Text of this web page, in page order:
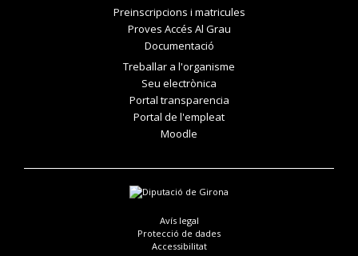
Preinscripcions i matricules
Proves Accés Al Grau
Documentació
Treballar a l'organisme
Seu electrònica
Portal transparencia
Portal de l'empleat
Moodle
Avís legal
Protecció de dades
Accessibilitat